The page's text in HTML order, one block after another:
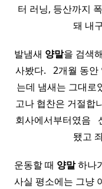
터 러닝, 등산까지
돼 내
발냄새 양말을 검색
사봤다. ​ ​ 2개월 동안
는데 냄새는 그대로
고나 협찬은 거절합
회사에서부터였음
됐고
운동할 때 양말하나
사실 평소에는 그냥